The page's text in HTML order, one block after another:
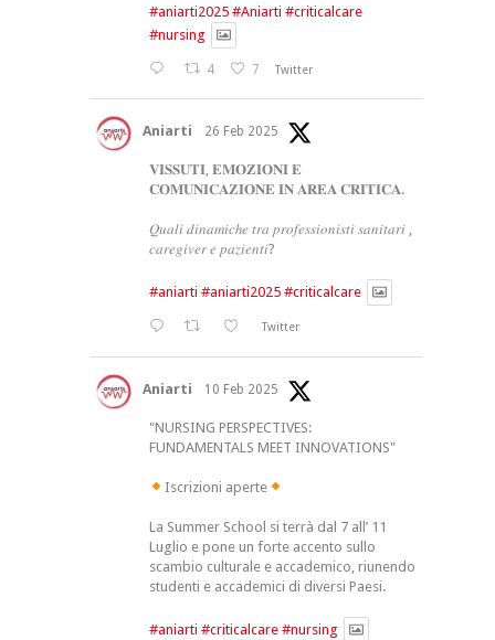
#aniarti2025 #Aniarti #criticalcare
#nursing
4 7 Twitter
Aniarti 26 Feb 2025
𝐕𝐈𝐒𝐒𝐔𝐓𝐈, 𝐄𝐌𝐎𝐙𝐈𝐎𝐍𝐈 𝐄
𝐂𝐎𝐌𝐔𝐍𝐈𝐂𝐀𝐙𝐈𝐎𝐍𝐄 𝐈𝐍 𝐀𝐑𝐄𝐀 𝐂𝐑𝐈𝐓𝐈𝐂𝐀.
𝑄𝑢𝑎𝑙𝑖 𝑑𝑖𝑛𝑎𝑚𝑖𝑐ℎ𝑒 𝑡𝑟𝑎 𝑝𝑟𝑜𝑓𝑒𝑠𝑠𝑖𝑜𝑛𝑖𝑠𝑡𝑖 𝑠𝑎𝑛𝑖𝑡𝑎𝑟𝑖 ,
𝑐𝑎𝑟𝑒𝑔𝑖𝑣𝑒𝑟 𝑒 𝑝𝑎𝑧𝑖𝑒𝑛𝑡𝑖?
#aniarti #aniarti2025 #criticalcare
Twitter
Aniarti 10 Feb 2025
"NURSING PERSPECTIVES:
FUNDAMENTALS MEET INNOVATIONS"
Iscrizioni aperte
La Summer School si terrà dal 7 all’ 11
Luglio e pone un forte accento sullo
scambio culturale e accademico, riunendo
studenti e accademici di diversi Paesi.
#aniarti #criticalcare #nursing